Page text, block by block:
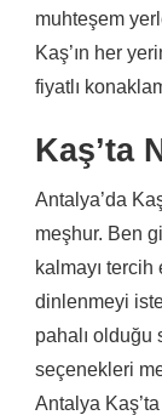
muhteşem
Kaş’ın her
fiyatlı
Kaş’ta
Antalya’da
meşhur. Ben
kalmayı
dinlenmeyi
pahalı olduğu
seçenekleri
Antalya